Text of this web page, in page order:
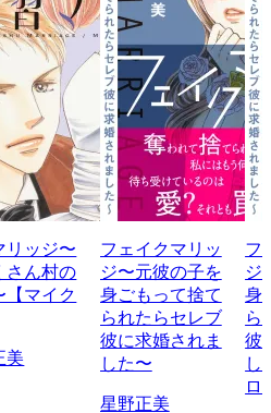
リッジ〜
さん村の
【マイク
美
フェイクマリッ
ジ〜元彼の子を
身ごもって捨て
られたらセレブ
彼に求婚されま
した〜
星野正美
フ
ジ
身
ら
彼
し
ロ